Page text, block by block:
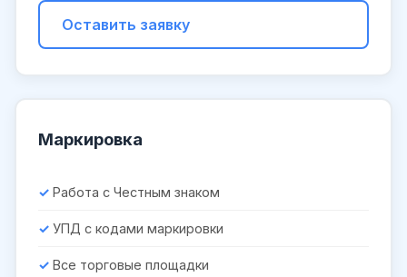
Оставить заявку
Маркировка
Работа с Честным знаком
УПД с кодами маркировки
Все торговые площадки